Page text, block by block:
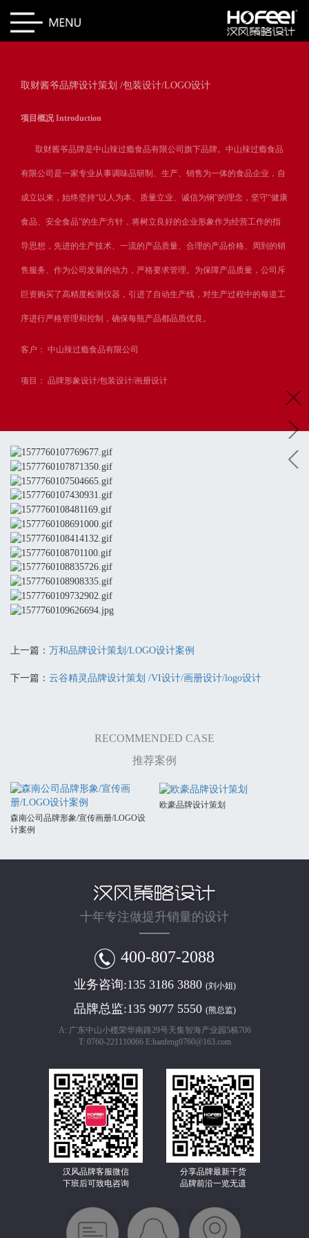
取财酱爷品牌设计策划 /包装设计/LOGO设计
项目概况 Introduction
取财酱爷品牌是中山辣过瘾食品有限公司旗下品牌。中山辣过瘾食品
有限公司是一家专业从事调味品研制、生产、销售为一体的食品企业，自
成立以来，始终坚持“以人为本、质量立业、诚信为钢”的理念，坚守“健康
食品、安全食品”的生产方针，将树立良好的企业形象作为经营工作的指
导思想，先进的生产技术、一流的产品质量、合理的产品价格、周到的销
售服务、作为公司发展的动力，严格要求管理。为保障产品质量，公司斥
巨资购买了高精度检测仪器，引进了自动生产线，对生产过程中的每道工
序进行严格管理和控制，确保每瓶产品都品质优良。
客户： 中山辣过瘾食品有限公司
项目： 品牌形象设计/包装设计/画册设计
上一篇： 万和品牌设计策划/LOGO设计案例
下一篇： 云谷精灵品牌设计策划 /VI设计/画册设计/logo设计
RECOMMENDED CASE
推荐案例
森南公司品牌形象/宣传画册/LOGO设
计案例
欧豪品牌设计策划
十年专注做提升销量的设计
400-807-2088
业务咨询:135 3186 3880 (刘小姐)
品牌总监:135 9077 5550 (熊总监)
A: 广东中山小榄荣华南路29号天集智海产业园5栋706
T: 0760-221110066 E:hanfeng0760@163.com
汉风品牌客服微信
下班后可致电咨询
分享品牌最新干货
品牌前沿一览无遗